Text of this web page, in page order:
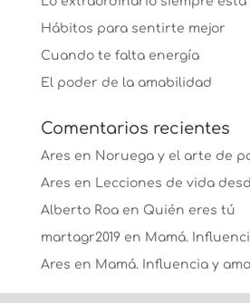
Hábitos para sentirte mejor
Cuando te falta energía
El poder de la amabilidad
Comentarios recientes
Ares en Noruega y el arte de
Ares en Lecciones de vida
Alberto Roaen Quién eres tú
martagr2019en Mamá.
Ares en Mamá. Influencia y